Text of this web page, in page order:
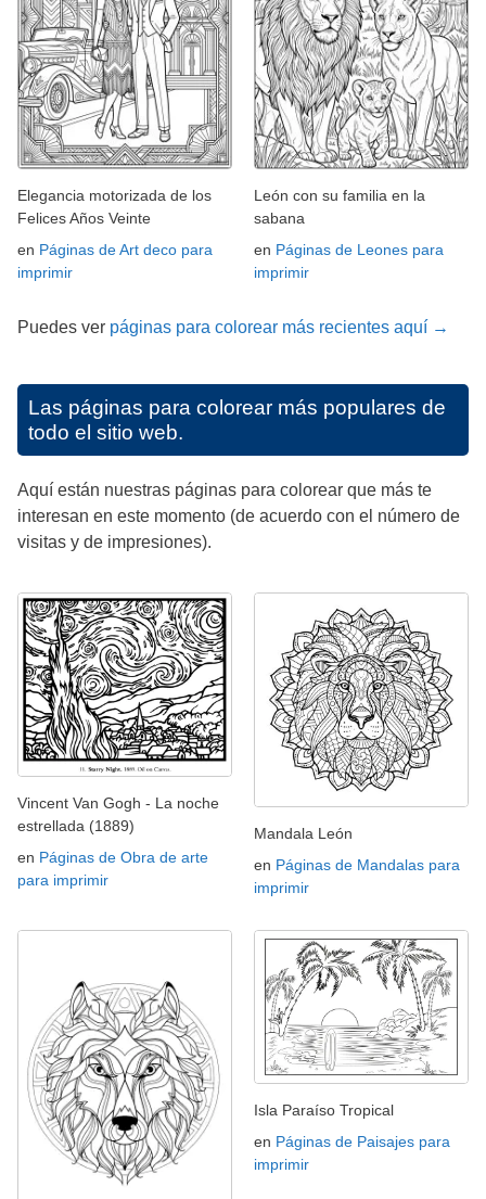
Elegancia motorizada de los
Felices Años Veinte
en Páginas de Art deco para
imprimir
León con su familia en la
sabana
en Páginas de Leones para
imprimir
Puedes ver páginas para colorear más recientes aquí →
Las páginas para colorear más populares de
todo el sitio web.
Aquí están nuestras páginas para colorear que más te
interesan en este momento (de acuerdo con el número de
visitas y de impresiones).
Vincent Van Gogh - La noche
estrellada (1889)
en Páginas de Obra de arte
para imprimir
Mandala León
en Páginas de Mandalas para
imprimir
Isla Paraíso Tropical
en Páginas de Paisajes para
imprimir